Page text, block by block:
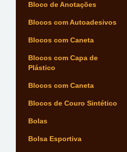
Bloco de Anotações
Blocos com Autoadesivos
Blocos com Caneta
Blocos com Capa de
Plástico
Blocos com Caneta
Blocos de Couro Sintético
Bolas
Bolsa Esportiva